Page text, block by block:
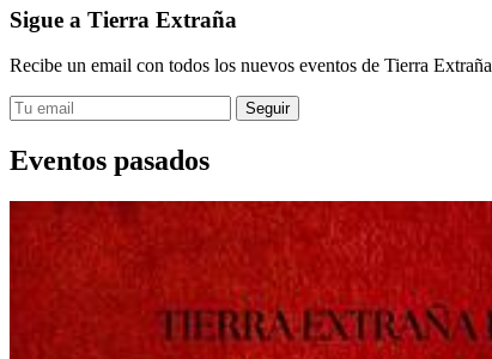
Sigue a Tierra Extraña
Recibe un email con todos los nuevos eventos de Tierra Extraña
Eventos pasados